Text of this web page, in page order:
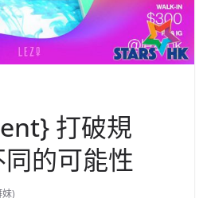
打破規
的可能性
)